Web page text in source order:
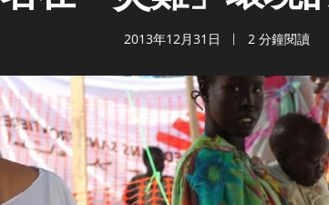
2013年12月31日 2 分鐘閱讀